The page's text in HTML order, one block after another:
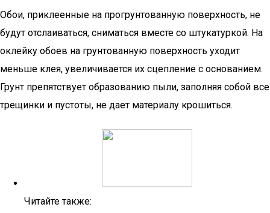
Обои, приклеенные на прогрунтованную поверхность, не
будут отслаиваться, сниматься вместе со штукатуркой. На
оклейку обоев на грунтованную поверхность уходит
меньше клея, увеличивается их сцепление с основанием.
Грунт препятствует образованию пыли, заполняя собой все
трещинки и пустоты, не дает материалу крошиться.
Читайте также: